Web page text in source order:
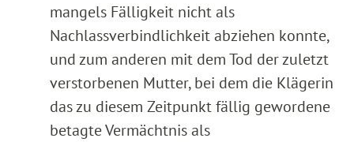
mangels Fälligkeit nicht als
Nachlassverbindlichkeit abziehen konnte,
und zum anderen mit dem Tod der zuletzt
verstorbenen Mutter, bei dem die Klägerin
das zu diesem Zeitpunkt fällig gewordene
betagte Vermächtnis als